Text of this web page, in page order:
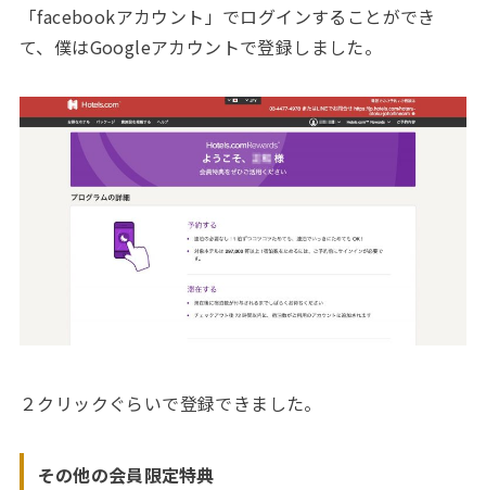
「facebookアカウント」でログインすることができ
て、僕はGoogleアカウントで登録しました。
２クリックぐらいで登録できました。
その他の会員限定特典